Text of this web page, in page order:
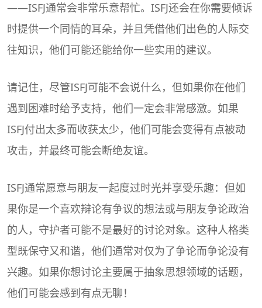
——ISFJ通常会非常乐意帮忙。ISFJ还会在你需要倾诉
时提供一个同情的耳朵，并且凭借他们出色的人际交
往知识，他们可能还能给你一些实用的建议。
请记住，尽管ISFJ可能不会说什么，但如果你在他们
遇到困难时给予支持，他们一定会非常感激。如果
ISFJ付出太多而收获太少，他们可能会变得有点被动
攻击，并最终可能会断绝友谊。
ISFJ通常愿意与朋友一起度过时光并享受乐趣：但如
果你是一个喜欢辩论有争议的想法或与朋友争论政治
的人，守护者可能不是最好的讨论对象。这种人格类
型既保守又和谐，他们通常对仅为了争论而争论没有
兴趣。如果你想讨论主要属于抽象思想领域的话题，
他们可能会感到有点无聊！